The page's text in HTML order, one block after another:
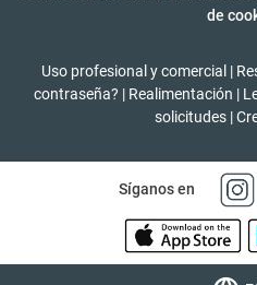
de
Uso profesional y comercial |
contraseña? | Realimentación |
solicitudes |
Síganos en